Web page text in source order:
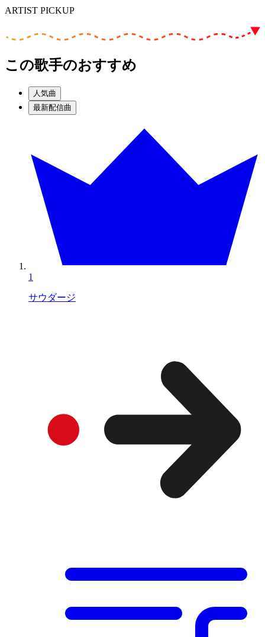
ARTIST PICKUP
この歌手のおすすめ
人気曲
最新配信曲
1
サウダージ